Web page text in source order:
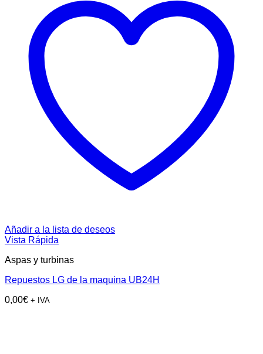
Añadir a la lista de deseos
Vista Rápida
Aspas y turbinas
Repuestos LG de la maquina UB24H
0,00€ + IVA